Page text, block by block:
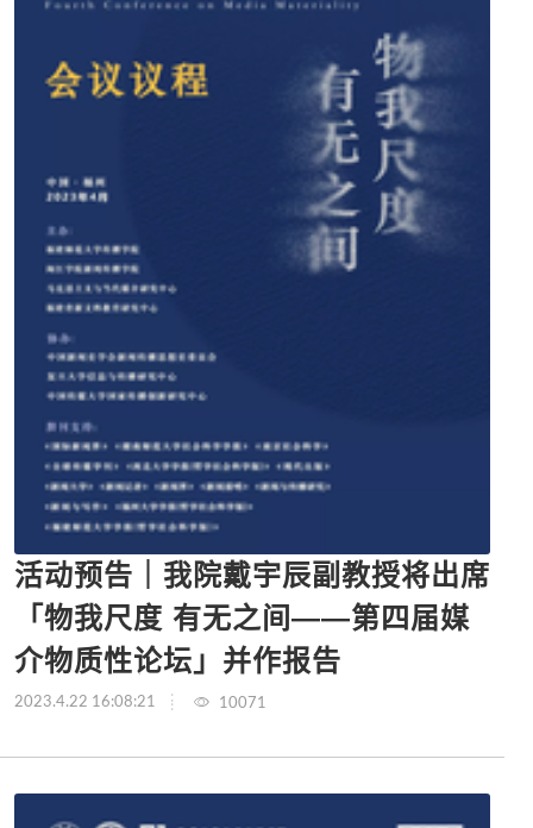
活动预告｜我院戴宇辰副教授将出席
「物我尺度 有无之间——第四届媒
介物质性论坛」并作报告
2023.4.22 16:08:21 10071